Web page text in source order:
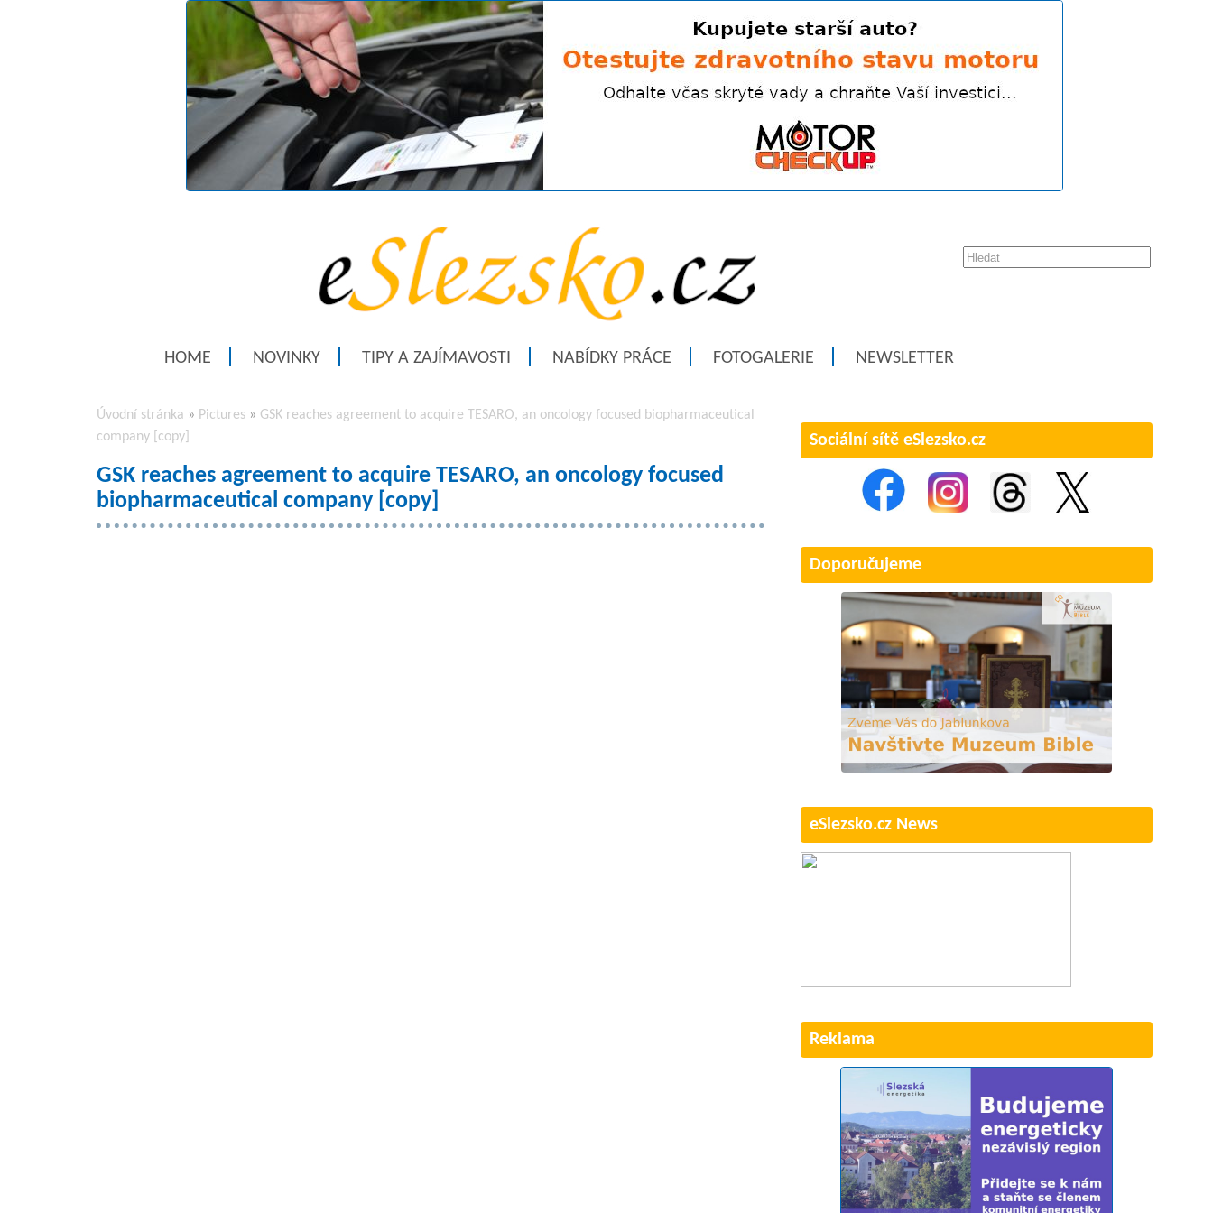
HOME NOVINKY TIPY A ZAJÍMAVOSTI NABÍDKY PRÁCE FOTOGALERIE NEWSLETTER
Úvodní stránka » Pictures » GSK reaches agreement to acquire TESARO, an oncology focused biopharmaceutical
company [copy]
GSK reaches agreement to acquire TESARO, an oncology focused
biopharmaceutical company [copy]
Sociální sítě eSlezsko.cz
Doporučujeme
eSlezsko.cz News
Reklama